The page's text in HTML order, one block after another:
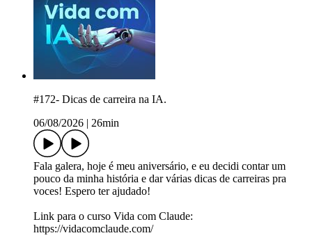
#172- Dicas de carreira na IA.
06/08/2026
26min
Fala galera, hoje é meu aniversário, e eu decidi contar um
pouco da minha história e dar várias dicas de carreiras pra
voces! Espero ter ajudado!
Link para o curso Vida com Claude:
⁠⁠https://vidacomclaude.com/⁠⁠